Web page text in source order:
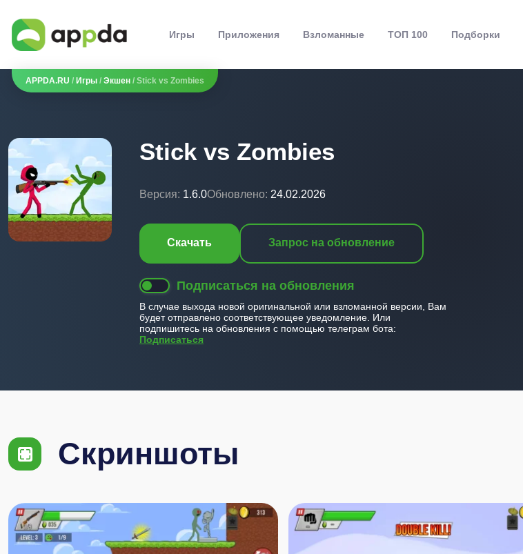
Игры Приложения Взломанные ТОП 100 Подборки
APPDA.RU / Игры / Экшен / Stick vs Zombies
Stick vs Zombies
Версия: 1.6.0Обновлено: 24.02.2026
Скачать Запрос на обновление
Подписаться на обновления
В случае выхода новой оригинальной или взломанной версии, Вам
будет отправлено соответствующее уведомление. Или
подпишитесь на обновления с помощью телеграм бота:
Подписаться
Скриншоты